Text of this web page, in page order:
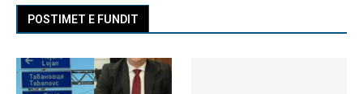
POSTIMET E FUNDIT